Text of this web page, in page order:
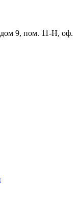
9, пом. 11-Н, оф.